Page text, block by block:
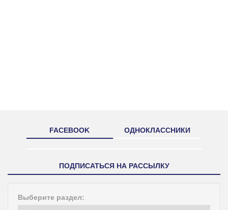
FACEBOOK ОДНОКЛАССНИКИ
ПОДПИСАТЬСЯ НА РАССЫЛКУ
Выберите раздел: